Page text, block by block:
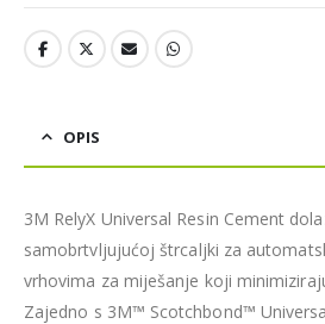
OPIS
3M RelyX Universal Resin Cement
samobrtvljujućoj štrcaljki za
vrhovima za miješanje koji
Zajedno s 3M™ Scotchbond™